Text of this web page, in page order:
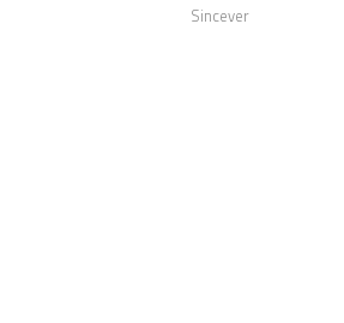
Sincever